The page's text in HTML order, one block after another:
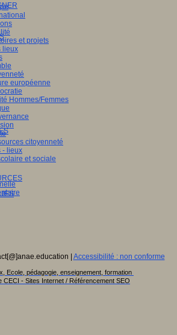
et projets
lieux
européenne
Hommes/Femmes
citoyenneté
- lieux
et sociale
| Accessibilité : non conforme
Ecole, pédagogie, enseignement, formation
CECI - Sites Internet / Référencement SEO